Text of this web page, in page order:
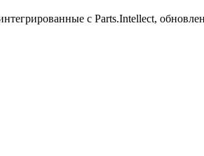
с Parts.Intellect,